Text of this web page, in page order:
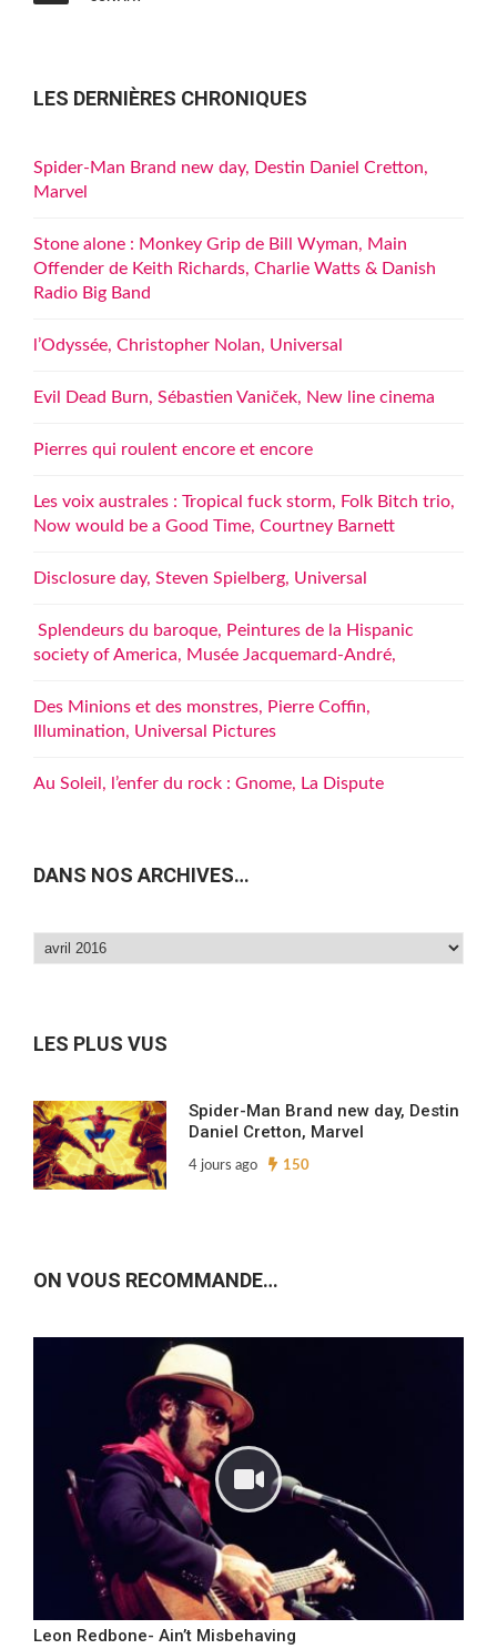
publications
LES DERNIÈRES CHRONIQUES
Spider-Man Brand new day, Destin Daniel Cretton,
Marvel
Stone alone : Monkey Grip de Bill Wyman, Main
Offender de Keith Richards, Charlie Watts & Danish
Radio Big Band
l’Odyssée, Christopher Nolan, Universal
Evil Dead Burn, Sébastien Vaniček, New line cinema
Pierres qui roulent encore et encore
Les voix australes : Tropical fuck storm, Folk Bitch trio,
Now would be a Good Time, Courtney Barnett
Disclosure day, Steven Spielberg, Universal
Splendeurs du baroque, Peintures de la Hispanic
society of America, Musée Jacquemard-André,
Des Minions et des monstres, Pierre Coffin,
Illumination, Universal Pictures
Au Soleil, l’enfer du rock : Gnome, La Dispute
DANS NOS ARCHIVES…
Dans
LES PLUS VUS
Spider-Man Brand new day, Destin
Daniel Cretton, Marvel
4 jours ago 150
ON VOUS RECOMMANDE…
Leon Redbone- Ain’t Misbehaving